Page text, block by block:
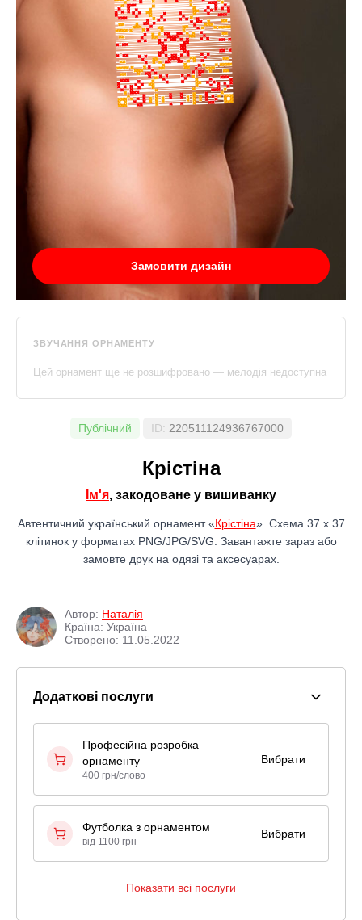
Замовити дизайн
ЗВУЧАННЯ ОРНАМЕНТУ
Цей орнамент ще не розшифровано — мелодія недоступна
Публічний ID: 220511124936767000
Крістіна
Ім'я, закодоване у вишиванку
Автентичний український орнамент «Крістіна». Схема 37 x 37
клітинок у форматах PNG/JPG/SVG. Завантажте зараз або
замовте друк на одязі та аксесуарах.
Автор: Наталія
Країна: Україна
Створено: 11.05.2022
Додаткові послуги
Професійна розробка
орнаменту
400 грн/слово
Вибрати
Футболка з орнаментом
від 1100 грн
Вибрати
Показати всі послуги